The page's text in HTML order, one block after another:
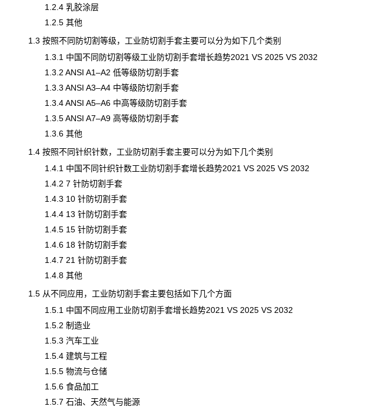
1.2.4 乳胶涂层
1.2.5 其他
1.3 按照不同防切割等级，工业防切割手套主要可以分为如下几个类别
1.3.1 中国不同防切割等级工业防切割手套增长趋势2021 VS 2025 VS 2032
1.3.2 ANSI A1–A2 低等级防切割手套
1.3.3 ANSI A3–A4 中等级防切割手套
1.3.4 ANSI A5–A6 中高等级防切割手套
1.3.5 ANSI A7–A9 高等级防切割手套
1.3.6 其他
1.4 按照不同针织针数，工业防切割手套主要可以分为如下几个类别
1.4.1 中国不同针织针数工业防切割手套增长趋势2021 VS 2025 VS 2032
1.4.2 7 针防切割手套
1.4.3 10 针防切割手套
1.4.4 13 针防切割手套
1.4.5 15 针防切割手套
1.4.6 18 针防切割手套
1.4.7 21 针防切割手套
1.4.8 其他
1.5 从不同应用，工业防切割手套主要包括如下几个方面
1.5.1 中国不同应用工业防切割手套增长趋势2021 VS 2025 VS 2032
1.5.2 制造业
1.5.3 汽车工业
1.5.4 建筑与工程
1.5.5 物流与仓储
1.5.6 食品加工
1.5.7 石油、天然气与能源